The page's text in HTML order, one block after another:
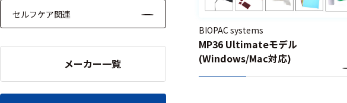
セルフケア関連
メーカー一覧
BIOPAC systems
MP36 Ultimateモデル
(Windows/Mac対応)